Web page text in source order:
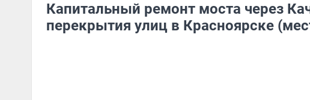
Капитальный ремонт моста через
перекрытия улиц в Красноярске